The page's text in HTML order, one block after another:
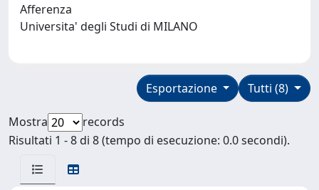
Afferenza
Universita' degli Studi di MILANO
Tutti (8)
Esportazione
Mostra
records
Risultati 1 - 8 di 8 (tempo di esecuzione: 0.0 secondi).